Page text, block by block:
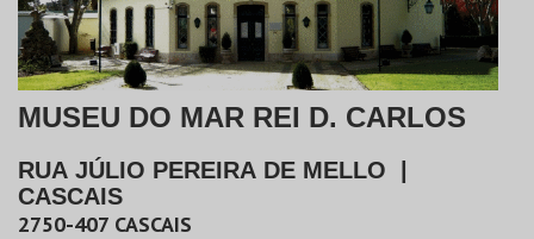
MUSEU DO MAR REI D. CARLOS
RUA JÚLIO PEREIRA DE MELLO
CASCAIS
2750-407 CASCAIS